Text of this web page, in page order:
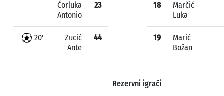
Ćorluka
Antonio
23
20'
Zucić
Ante
44
18
Marčić
Luka
19
Marić
Božan
Rezervni igrači